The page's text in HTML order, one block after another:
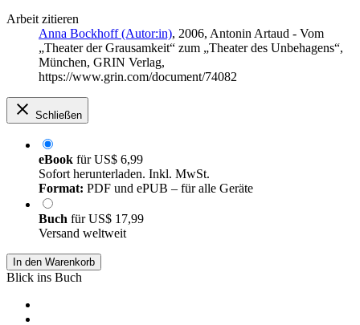
Arbeit zitieren
Anna Bockhoff (Autor:in), 2006, Antonin Artaud - Vom
„Theater der Grausamkeit“ zum „Theater des Unbehagens“,
München, GRIN Verlag,
https://www.grin.com/document/74082
Schließen
eBook fürUS$ 6,99
Sofort herunterladen. Inkl. MwSt.
Format: PDF und ePUB – für alle Geräte
Buch fürUS$ 17,99
Versand weltweit
In den Warenkorb
Blick ins Buch